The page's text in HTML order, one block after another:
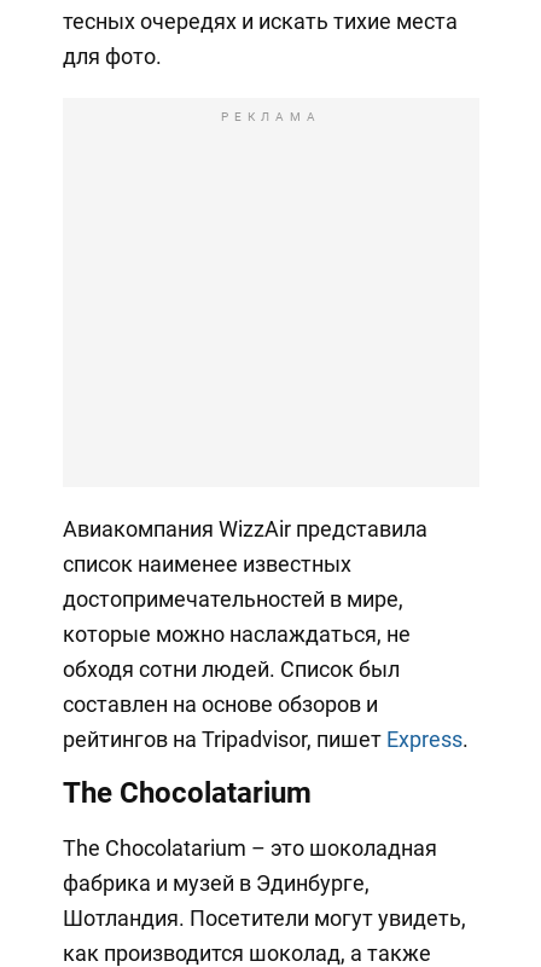
тесных очередях и искать тихие места
для фото.
РЕКЛАМА
Авиакомпания WizzAir представила
список наименее известных
достопримечательностей в мире,
которые можно наслаждаться, не
обходя сотни людей. Список был
составлен на основе обзоров и
рейтингов на Tripadvisor, пишет Express.
The Chocolatarium
The Chocolatarium – это шоколадная
фабрика и музей в Эдинбурге,
Шотландия. Посетители могут увидеть,
как производится шоколад, а также